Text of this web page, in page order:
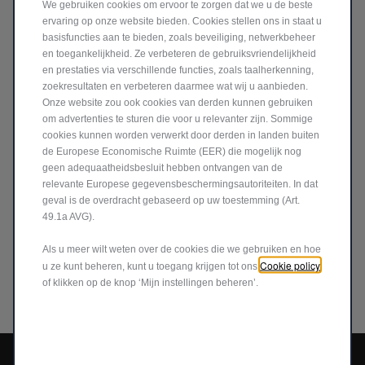
36-87 km op 100% elektrische energie.
Gemiddelde CO₂-uitstoot 19-65 g/100 km volgens de
Euro 6d-normen (afhankelijk van het rijgedrag).
BEPAAL JE EIGEN
RIJMODUS
Kiezen voor een Jeep Plug-in Hybrid betekent profiteren
dagelijks leven. Met de 100% elektrische modus rijd je
soepel, schokvrij, geruisloos en zonder CO₂-uitstoot. En
voor lange reizen geniet je van het rijbereik en de efficiëntie
We gebruiken cookies om ervoor te zorgen dat we u de beste
ervaring op onze website bieden. Cookies stellen ons in staat u
basisfuncties aan te bieden, zoals beveiliging, netwerkbeheer
en toegankelijkheid. Ze verbeteren de gebruiksvriendelijkheid
en prestaties via verschillende functies, zoals taalherkenning,
zoekresultaten en verbeteren daarmee wat wij u aanbieden.
Onze website zou ook cookies van derden kunnen gebruiken
om advertenties te sturen die voor u relevanter zijn. Sommige
cookies kunnen worden verwerkt door derden in landen buiten
de Europese Economische Ruimte (EER) die mogelijk nog
geen adequaatheidsbesluit hebben ontvangen van de
relevante Europese gegevensbeschermingsautoriteiten. In dat
geval is de overdracht gebaseerd op uw toestemming (Art.
49.1a AVG).
Als u meer wilt weten over de cookies die we gebruiken en hoe
u ze kunt beheren, kunt u toegang krijgen tot ons Cookie policy
of klikken op de knop ‘Mijn instellingen beheren’.